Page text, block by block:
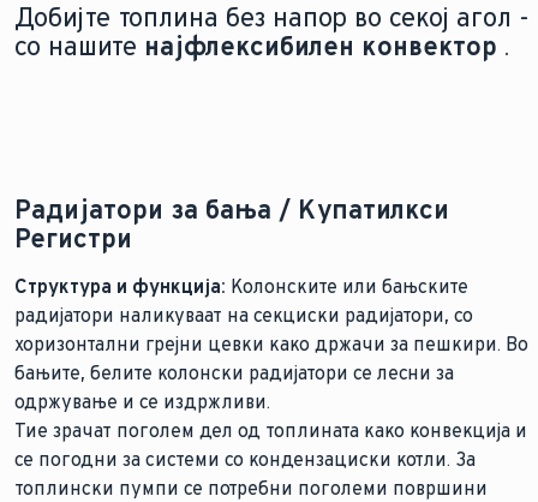
Добијте топлина без напор во секој агол -
со нашите најфлексибилен конвектор .
Радијатори за бања / Купатилкси
Регистри
Структура и функција: Колонските или бањските
радијатори наликуваат на секциски радијатори, со
хоризонтални грејни цевки како држачи за пешкири. Во
бањите, белите колонски радијатори се лесни за
одржување и се издржливи.
Тие зрачат поголем дел од топлината како конвекција и
се погодни за системи со кондензациски котли. За
топлински пумпи се потребни поголеми површини